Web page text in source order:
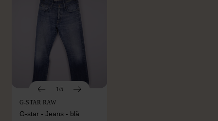
1/5
G-STAR RAW
G-star - Jeans - blå